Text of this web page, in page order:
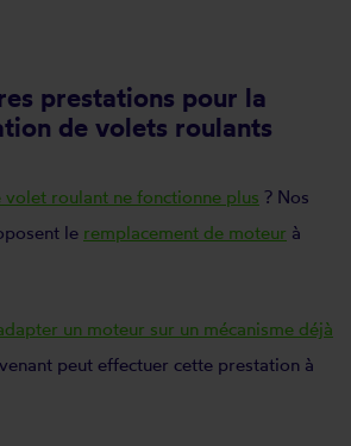
prestations pour la
de volets roulants
volet roulant ne fonctionne plus ? Nos
le remplacement de moteur à
un moteur sur un mécanisme déjà
peut effectuer cette prestation à